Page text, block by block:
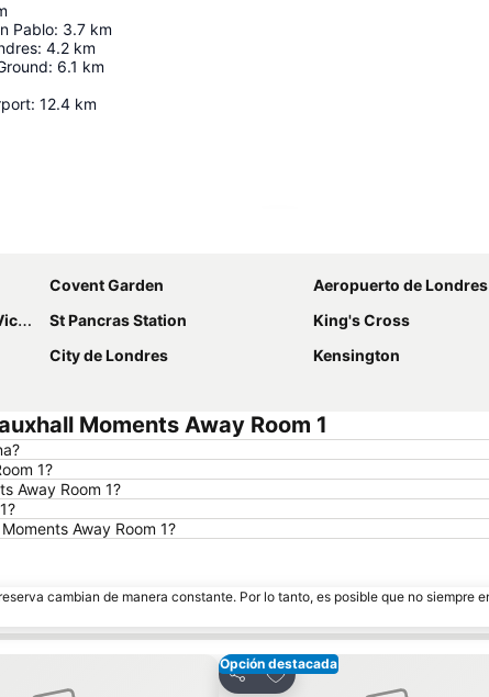
Pablo: 3.7 km
: 4.2 km
: 6.1 km
: 12.4 km
Covent Garden
Aeropuerto de
St Pancras Station
King's Cross
City de Londres
Kensington
Moments Away Room 1
1?
Away Room 1?
Away Room 1?
cambian de manera constante. Por lo tanto, es posible que no siempre
a favoritos Opción destacada
Compartir
Agregar a favoritos